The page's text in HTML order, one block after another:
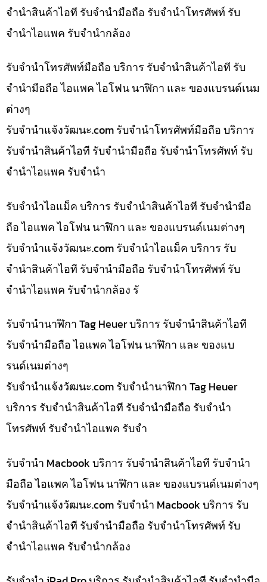
จำนำสินค้าไอที รับจำนำมือถือ รับจำนำโทรศัพท์ รับ
จำนำไอแพค รับจำนำกล้อง
รับจำนำโทรศัพท์มือถือ บริการ รับจำนำสินค้าไอที รับ
จำนำมือถือ ไอแพค ไอโฟน นาฬิกา และ ของแบรนด์เนม
ต่างๆ
รับจํานําแจ้งวัฒนะ.com รับจำนำโทรศัพท์มือถือ บริการ
รับจำนำสินค้าไอที รับจำนำมือถือ รับจำนำโทรศัพท์ รับ
จำนำไอแพค รับจำนำ
รับจำนำไอแม็ค บริการ รับจำนำสินค้าไอที รับจำนำมือ
ถือ ไอแพค ไอโฟน นาฬิกา และ ของแบรนด์เนมต่างๆ
รับจํานําแจ้งวัฒนะ.com รับจำนำไอแม็ค บริการ รับ
จำนำสินค้าไอที รับจำนำมือถือ รับจำนำโทรศัพท์ รับ
จำนำไอแพค รับจำนำกล้อง รั
รับจำนำนาฬิกา Tag Heuer บริการ รับจำนำสินค้าไอที
รับจำนำมือถือ ไอแพค ไอโฟน นาฬิกา และ ของแบ
รนด์เนมต่างๆ
รับจํานําแจ้งวัฒนะ.com รับจำนำนาฬิกา Tag Heuer
บริการ รับจำนำสินค้าไอที รับจำนำมือถือ รับจำนำ
โทรศัพท์ รับจำนำไอแพค รับจำ
รับจำนำ Macbook บริการ รับจำนำสินค้าไอที รับจำนำ
มือถือ ไอแพค ไอโฟน นาฬิกา และ ของแบรนด์เนมต่างๆ
รับจํานําแจ้งวัฒนะ.com รับจำนำ Macbook บริการ รับ
จำนำสินค้าไอที รับจำนำมือถือ รับจำนำโทรศัพท์ รับ
จำนำไอแพค รับจำนำกล้อง